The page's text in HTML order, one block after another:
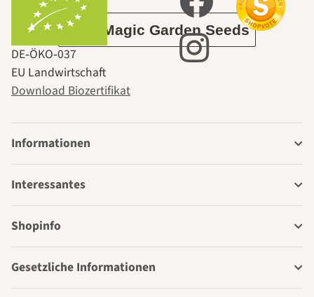
Über Magic Garden Seeds
DE‑ÖKO‑037
EU Landwirtschaft
Download Biozertifikat
Informationen
Interessantes
Shopinfo
Gesetzliche Informationen